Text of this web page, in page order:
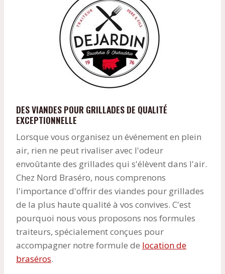
DES VIANDES POUR GRILLADES DE QUALITÉ
EXCEPTIONNELLE
Lorsque vous organisez un événement en plein
air, rien ne peut rivaliser avec l'odeur
envoûtante des grillades qui s'élèvent dans l'air.
Chez Nord Braséro, nous comprenons
l'importance d'offrir des viandes pour grillades
de la plus haute qualité à vos convives. C'est
pourquoi nous vous proposons nos formules
traiteurs, spécialement conçues pour
accompagner notre formule de location de
braséros.